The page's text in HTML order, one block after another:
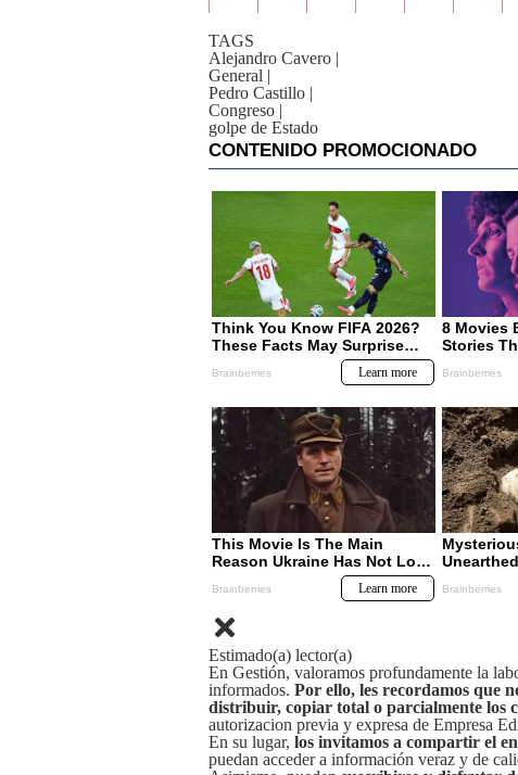
TAGS
Alejandro Cavero |
General |
Pedro Castillo |
Congreso |
golpe de Estado
Estimado(a) lector(a)
En Gestión, valoramos profundamente la
informados. Por ello, les recordamos que
distribuir, copiar total o parcialmente los
autorizacion previa y expresa de Empresa
En su lugar, los invitamos a compartir el
puedan acceder a información veraz y de